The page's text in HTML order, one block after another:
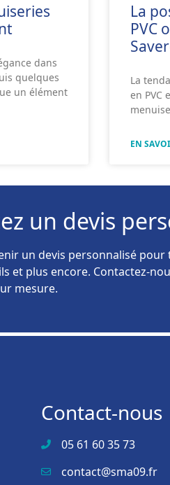
dans
quelques
un élément
La
PVC
La
en PVC
EN
un devis
un devis personnalisé pour
et plus encore. Contactez-
mesure.
Contact-nous
05 61 60 35 73
contact@sma09.fr